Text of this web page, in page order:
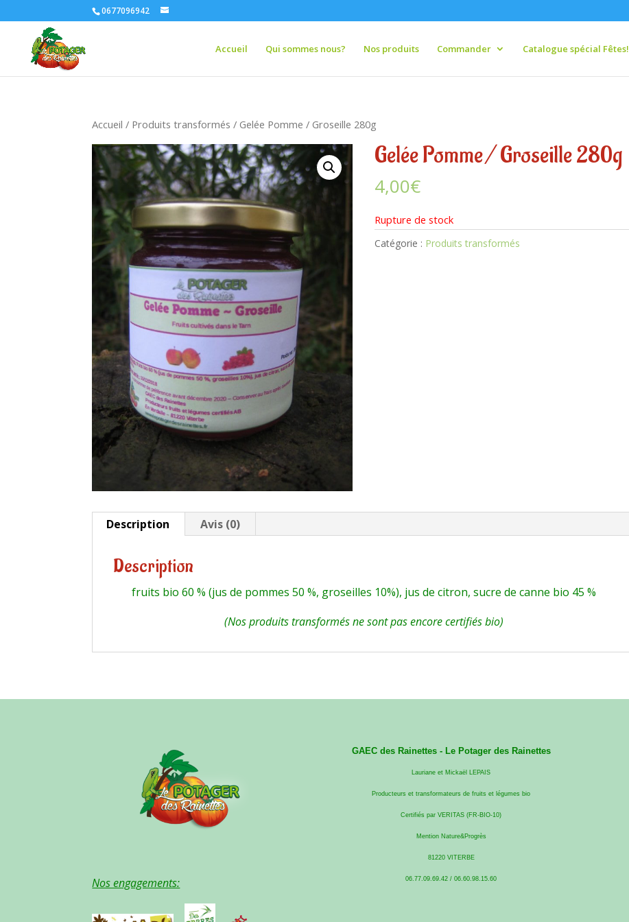
0677096942
Accueil Qui sommes nous? Nos produits Commander Catalogue spécial
Accueil / Produits transformés / Gelée Pomme / Groseille 280g
Gelée Pomme / Groseille 280g
4,00€
Rupture de stock
Catégorie : Produits transformés
Description Avis (0)
Description
fruits bio 60 % (jus de pommes 50 %, groseilles 10%), jus de citron, sucre de canne bio 45 %
(Nos produits transformés ne sont pas encore certifiés bio)
Nos engagements:
GAEC des Rainettes - Le Potager des Rainettes
Lauriane et Mickaël LEPAIS
Producteurs et transformateurs de fruits et légumes bio
Certifiés par VERITAS (FR-BIO-10)
Mention Nature&Progrès
81220 VITERBE
06.77.09.69.42 / 06.60.98.15.60